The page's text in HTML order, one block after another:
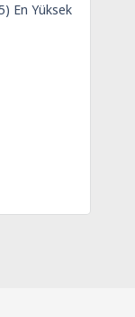
En Yüksek